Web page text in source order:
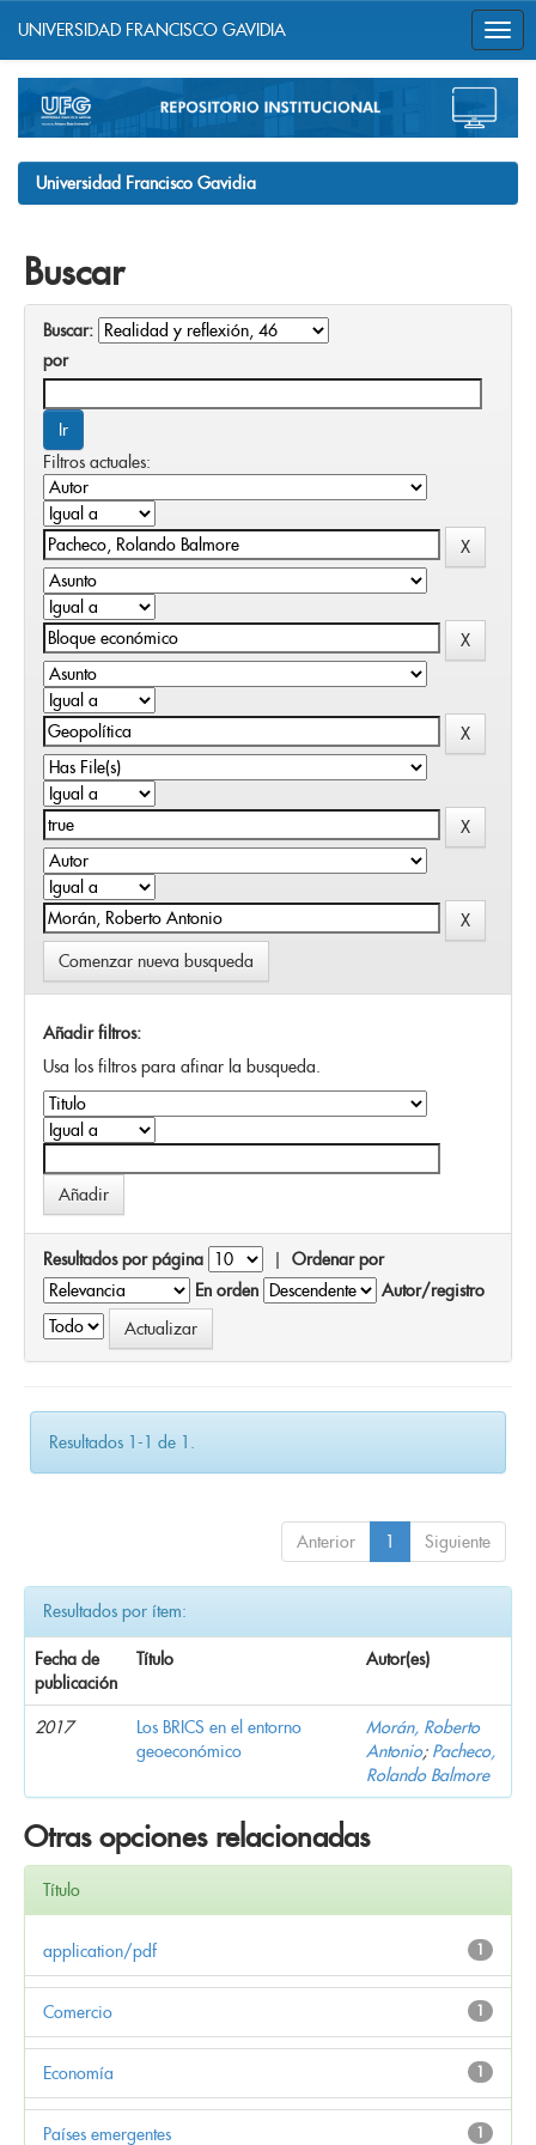
navigation
UNIVERSIDAD FRANCISCO GAVIDIA
Universidad Francisco Gavidia
Buscar
Buscar:
por
Filtros actuales:
Comenzar nueva busqueda
Añadir filtros:
Usa los filtros para afinar la busqueda.
Resultados por página | Ordenar por
En orden
Autor/registro
Resultados 1-1 de 1.
Anterior 1 Siguiente
Resultados por ítem:
Fecha de
publicación
Título Autor(es)
2017
Los BRICS en el entorno
geoeconómico
Morán, Roberto
Antonio; Pacheco,
Rolando Balmore
Otras opciones relacionadas
Título
1
application/pdf
1
Comercio
1
Economía
1
Países emergentes